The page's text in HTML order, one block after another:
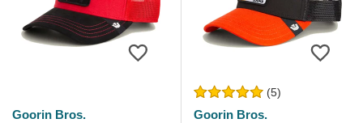
Goorin Bros.
(5)
Goorin Bros.